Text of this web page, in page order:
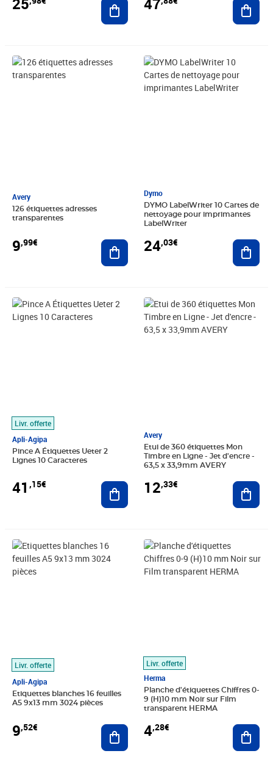
Avery
126 étiquettes adresses
transparentes
9,99€
Prix 9,99€
Ajouter au panier
Dymo
DYMO LabelWriter 10 Cartes de
nettoyage pour imprimantes
LabelWriter
24,03€
Prix 24,03€
Livr. offerte
Apli-Agipa
Pince A Étiquettes Ueter 2
Lignes 10 Caracteres
41 ,15€
Prix 41,15€
Ajouter au panier
Avery
Etui de 360 étiquettes Mon
Timbre en Ligne - Jet d'encre -
63,5 x 33,9mm AVERY
12,33€
Prix 12,33€
Livr. offerte
Apli-Agipa
Etiquettes blanches 16 feuilles
A5 9x13 mm 3024 pièces
9,52€
Prix 9,52€
Ajouter au panier
Livr. offerte
Herma
Planche d'étiquettes Chiffres 0-
9 (H)10 mm Noir sur Film
transparent HERMA
4,28€
Prix 4,28€